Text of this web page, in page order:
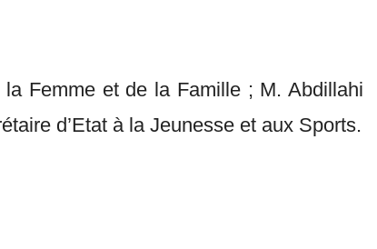
Femme et de la Famille ; M. Abdillahi
d’Etat à la Jeunesse et aux Sports.